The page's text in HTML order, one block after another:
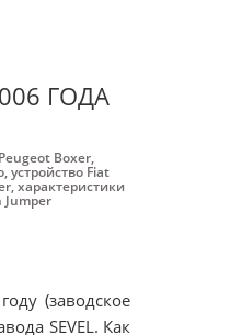
ГОДА
Boxer,
,устройство Fiat
,характеристики
Jumper
(заводское
SEVEL. Как